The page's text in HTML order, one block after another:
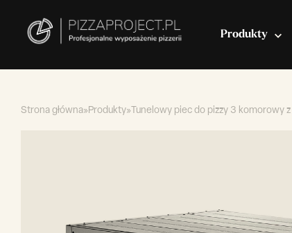
Produkty
Strona główna»Produkty» Tunelowy piec do pizzy 3 komorowy